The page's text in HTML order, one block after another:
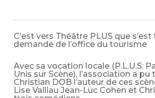
C’est vers Théâtre PLUS que
demande de l’office du tourisme
Avec sa vocation locale (P.L.U.S:
Unis sur Scène), l’association a pu
Christian DOB l’auteur de ces
Lise Valliau Jean-Luc Cohen et